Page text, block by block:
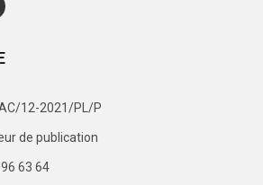
12-2021/PL/P
de publication
63 64